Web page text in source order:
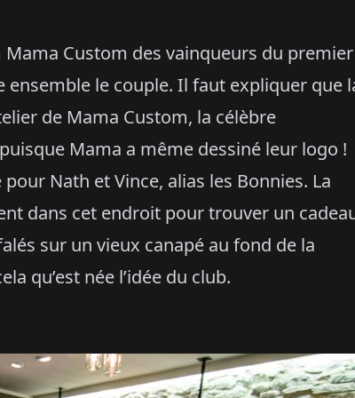
Custom des vainqueurs du premier
ensemble le couple. Il faut expliquer que
de Mama Custom, la célèbre
Mama a même dessiné leur logo !
Nath et Vince, alias les Bonnies. La
dans cet endroit pour trouver un
sur un vieux canapé au fond de la
qu’est née l’idée du club.